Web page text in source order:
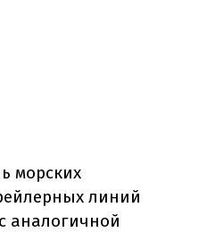
морских
линий
аналогичной